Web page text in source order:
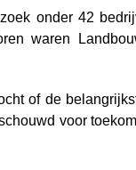
onder 42
waren
of de
voor